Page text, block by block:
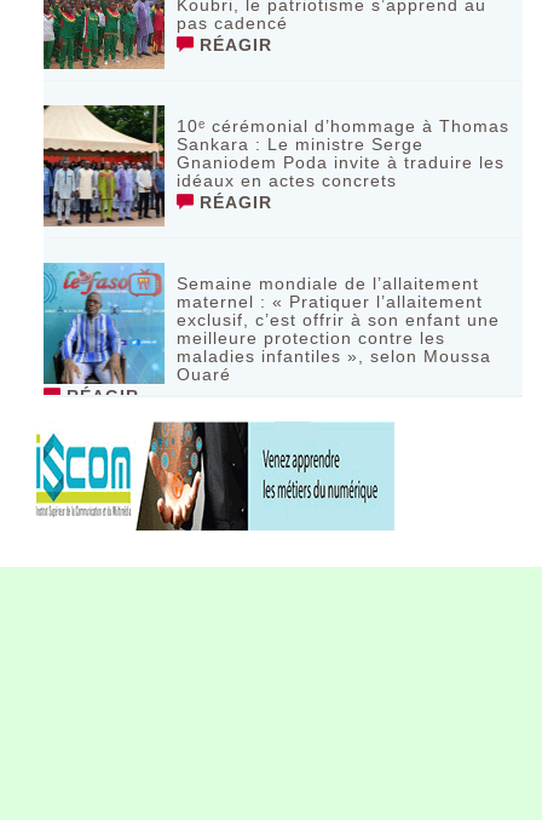
Koubri, le patriotisme s’apprend au
pas cadencé
RÉAGIR
10ᵉ cérémonial d’hommage à Thomas
Sankara : Le ministre Serge
Gnaniodem Poda invite à traduire les
idéaux en actes concrets
RÉAGIR
Semaine mondiale de l’allaitement
maternel : « Pratiquer l’allaitement
exclusif, c’est offrir à son enfant une
meilleure protection contre les
maladies infantiles », selon Moussa
Ouaré
RÉAGIR